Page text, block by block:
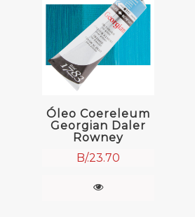
Óleo Coereleum
Georgian Daler
Rowney
B/.23.70